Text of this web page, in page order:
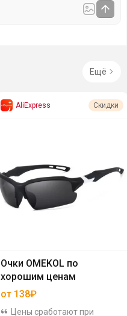
Ещё
AliExpress Скидки
Очки OMEKOL по
хорошим ценам
от 138₽
Цены сработают при